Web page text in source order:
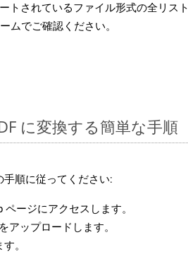
トされているファイル形式の全リスト
ムでご確認ください。
に変換する簡単な手順
手順に従ってください:
ページにアクセスします。
アップロードします。
。